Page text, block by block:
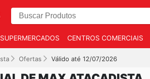
SUPERMERCADOS CENTROS COMERCIAIS
Ofertas Válido até 12/07/2026